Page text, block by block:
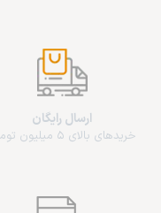
ارسال رایگان
خریدهای بالای 5 میلیون تومان